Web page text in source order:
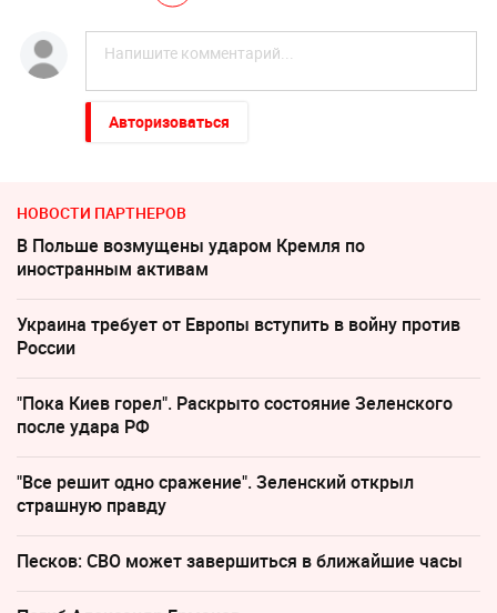
Авторизоваться
НОВОСТИ ПАРТНЕРОВ
В Польше возмущены ударом Кремля по
иностранным активам
Украина требует от Европы вступить в войну против
России
"Пока Киев горел". Раскрыто состояние Зеленского
после удара РФ
"Все решит одно сражение". Зеленский открыл
страшную правду
Песков: СВО может завершиться в ближайшие часы